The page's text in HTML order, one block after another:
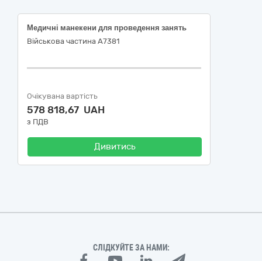
Медичні манекени для проведення занять
Військова частина А7381
Очікувана вартість
578 818,67 UAH
з ПДВ
Дивитись
СЛІДКУЙТЕ ЗА НАМИ: